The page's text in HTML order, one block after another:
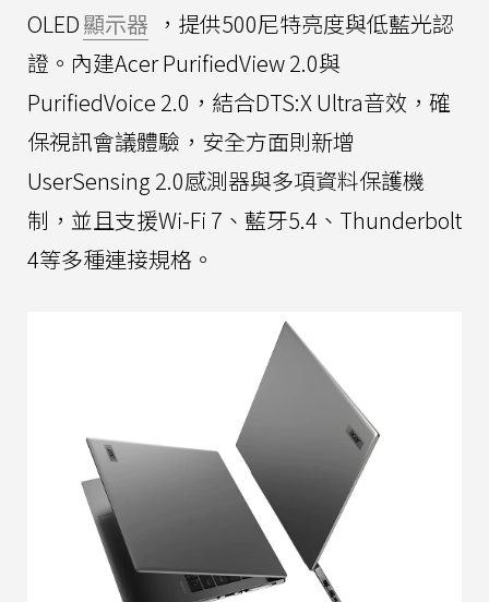
OLED顯示器 ，提供500尼特亮度與低藍光認
證。內建Acer PurifiedView 2.0與
PurifiedVoice 2.0，結合DTS:X Ultra音效，確
保視訊會議體驗，安全方面則新增
UserSensing 2.0感測器與多項資料保護機
制，並且支援Wi-Fi 7、藍牙5.4、Thunderbolt
4等多種連接規格。